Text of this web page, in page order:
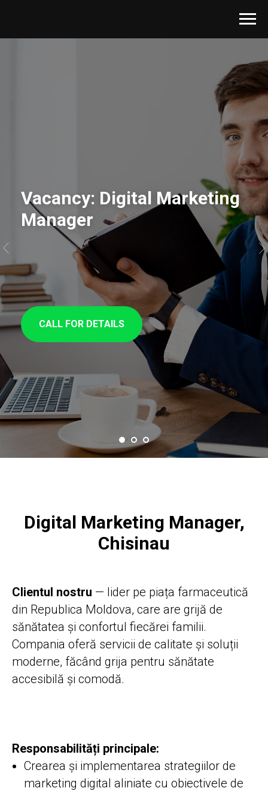
Vacancy: Digital Marketing
Manager
CALL FOR DETAILS
Digital Marketing Manager,
Chisinau
Clientul nostru — lider pe piața farmaceutică
din Republica Moldova, care are grijă de
sănătatea și confortul fiecărei familii.
Compania oferă servicii de calitate și soluții
moderne, făcând grija pentru sănătate
accesibilă și comodă.
Responsabilități principale:
Crearea și implementarea strategiilor de
marketing digital aliniate cu obiectivele de